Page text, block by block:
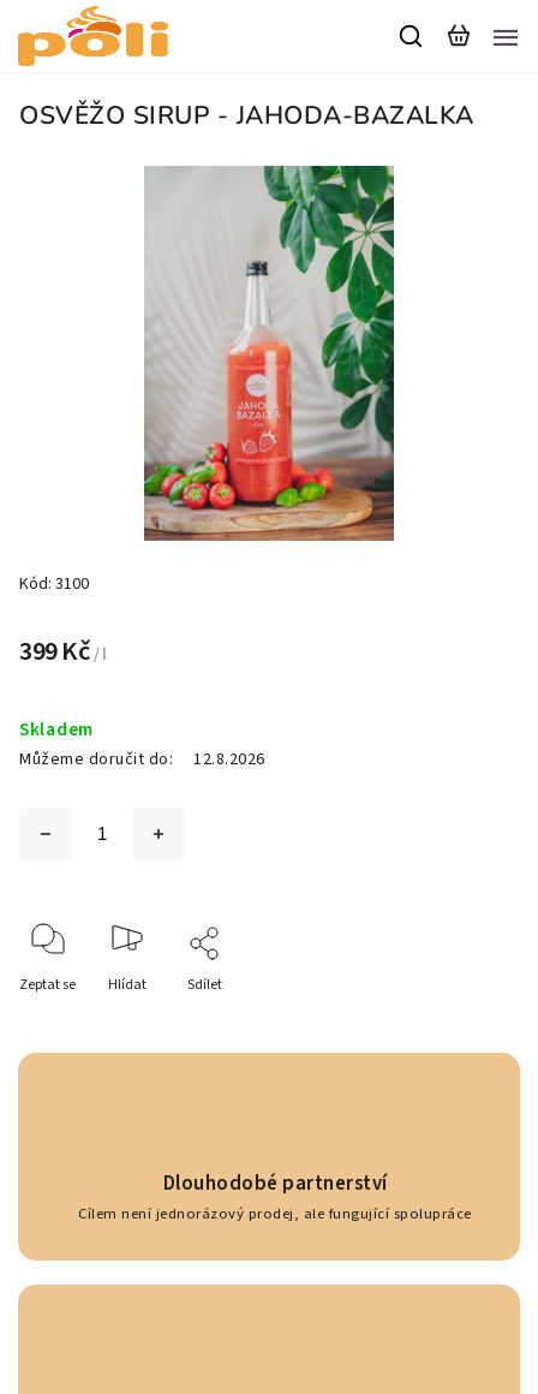
OSVĚŽO SIRUP - JAHODA-BAZALKA
Kód: 3100
399 Kč/ l
Skladem
Můžeme doručit do: 12.8.2026
Zeptat se Hlídat Sdílet
Dlouhodobé partnerství
Cílem není jednorázový prodej, ale fungující spolupráce